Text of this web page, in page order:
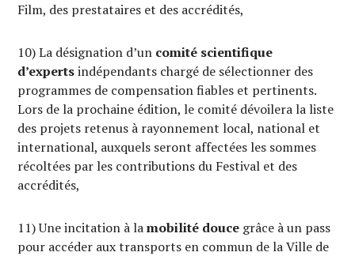
Film, des prestataires et des accrédités,
10) La désignation d’un comité scientifique
d’expertsindépendants chargé de sélectionner des
programmes de compensation fiables et pertinents.
Lors de la prochaine édition, le comité dévoilera la liste
des projets retenus à rayonnement local, national et
international, auxquels seront affectées les sommes
récoltées par les contributions du Festival et des
accrédités,
11) Une incitation à lamobilité douce grâce à un pass
pour accéder aux transports en commun de la Ville de